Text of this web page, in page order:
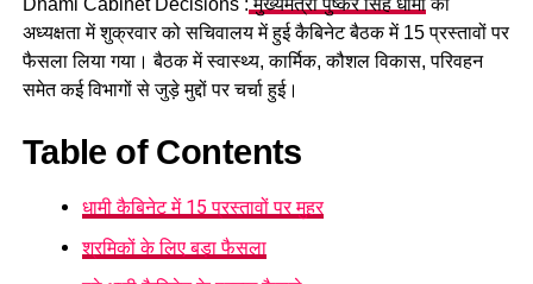
Dhami Cabinet Decisions : मुख्यमंत्री पुष्कर सिंह धामीकी
अध्यक्षता में शुक्रवार को सचिवालय में हुई कैबिनेट बैठक में 15 प्रस्तावों पर
फैसला लिया गया। बैठक में स्वास्थ्य, कार्मिक, कौशल विकास, परिवहन
समेत कई विभागों से जुड़े मुद्दों पर चर्चा हुई।
Table of Contents
धामी कैबिनेट में 15 प्रस्तावों पर मुहर
श्रमिकों के लिए बड़ा फैसला